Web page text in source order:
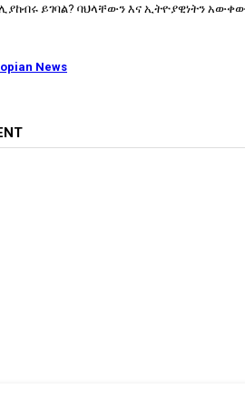
ይገባል? ባህላቸውን እና ኢትዮያዊነትን
News